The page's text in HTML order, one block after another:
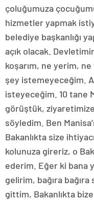
çoluğumuza
hizmetler yapmak
belediye başkanlığı
açık olacak.
koşarım, ne yerim,
şey istemeyeceğim.
isteyeceğim. 10 tane
görüştük,
söyledim. Ben
Bakanlıkta size
kolunuza gireriz, o
ederim. Eğer ki bana
gelirim, bağıra
gittim, Bakanlıkta